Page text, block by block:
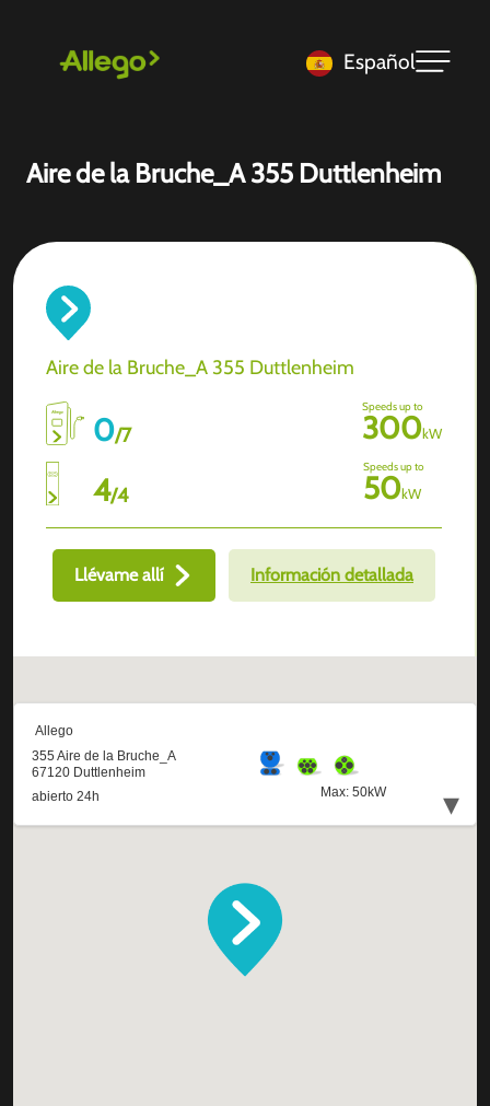
Español
Aire de la Bruche_A 355 Duttlenheim
Aire de la Bruche_A 355 Duttlenheim
0/7
Speeds up to
300kW
4/4
Speeds up to
50kW
Llévame allí Información detallada